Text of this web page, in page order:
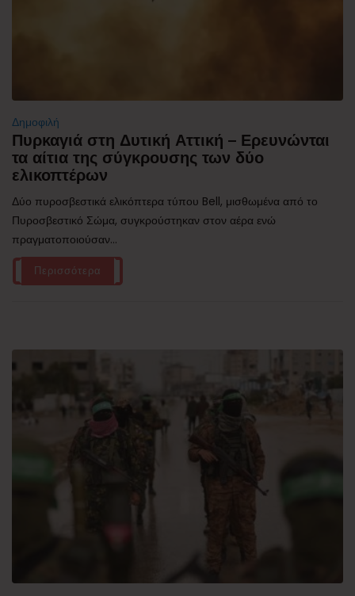
Δημοφιλή
Πυρκαγιά στη Δυτική Αττική – Ερευνώνται
τα αίτια της σύγκρουσης των δύο
ελικοπτέρων
Δύο πυροσβεστικά ελικόπτερα τύπου Bell, μισθωμένα από το
Πυροσβεστικό Σώμα, συγκρούστηκαν στον αέρα ενώ
πραγματοποιούσαν...
Περισσότερα